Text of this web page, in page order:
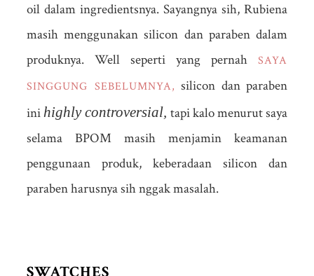
oil dalam ingredientsnya. Sayangnya sih, Rubiena
masih menggunakan silicon dan paraben dalam
produknya. Well seperti yang pernah SAYA
SINGGUNG SEBELUMNYA, silicon dan paraben
inihighly controversial, tapi kalo menurut saya
selama BPOM masih menjamin keamanan
penggunaan produk, keberadaan silicon dan
paraben harusnya sih nggak masalah.